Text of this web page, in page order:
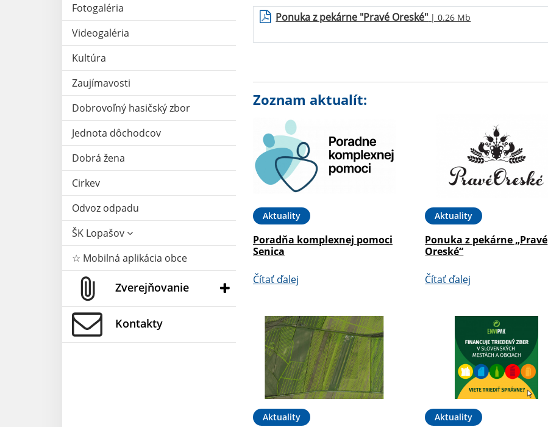
Fotogaléria
Videogaléria
Kultúra
Zaujímavosti
Dobrovoľný hasičský zbor
Jednota dôchodcov
Dobrá žena
Cirkev
Odvoz odpadu
ŠK Lopašov
☆ Mobilná aplikácia obce
Zverejňovanie
Kontakty
Ponuka z pekárne "Pravé Oreské" | 0.26 Mb
Zoznam aktualít:
Aktuality
Poradňa komplexnej pomoci
Senica
Čítať ďalej
Aktuality
Ponuka z pekárne „Pravé
Oreské“
Čítať ďalej
Aktuality Aktuality